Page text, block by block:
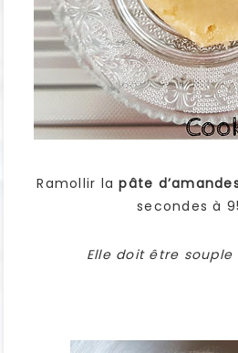
Ramollir lapâte
secondes à
Elle doit être